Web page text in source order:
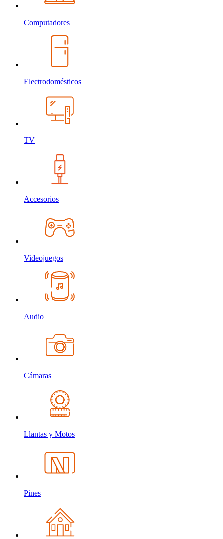
Computadores
Electrodomésticos
TV
Accesorios
Videojuegos
Audio
Cámaras
Llantas y Motos
Pines